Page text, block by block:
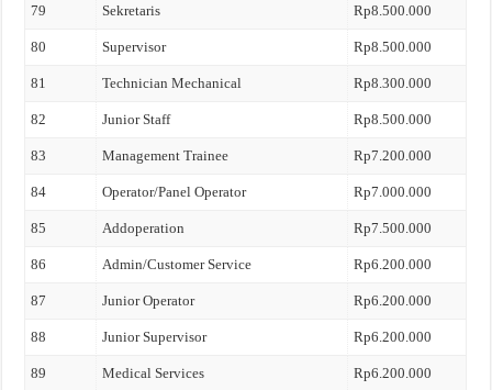
79 Sekretaris Rp8.500.000
80 Supervisor Rp8.500.000
81 Technician Mechanical Rp8.300.000
82 Junior Staff Rp8.500.000
83 Management Trainee Rp7.200.000
84 Operator/Panel Operator Rp7.000.000
85 Addoperation Rp7.500.000
86 Admin/Customer Service Rp6.200.000
87 Junior Operator Rp6.200.000
88 Junior Supervisor Rp6.200.000
89 Medical Services Rp6.200.000